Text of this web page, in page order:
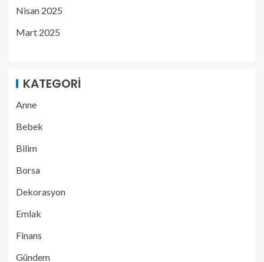
Nisan 2025
Mart 2025
KATEGORI
Anne
Bebek
Bilim
Borsa
Dekorasyon
Emlak
Finans
Gündem